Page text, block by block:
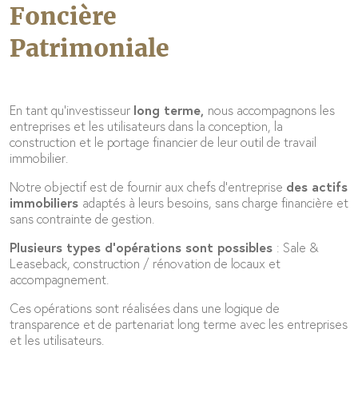
Foncière
Patrimoniale
En tant qu’investisseur long terme, nous accompagnons les
entreprises et les utilisateurs dans la conception, la
construction et le portage financier de leur outil de travail
immobilier.
Notre objectif est de fournir aux chefs d’entreprise des actifs
immobiliers adaptés à leurs besoins, sans charge financière et
sans contrainte de gestion.
Plusieurs types d’opérations sont possibles : Sale &
Leaseback, construction / rénovation de locaux et
accompagnement.
Ces opérations sont réalisées dans une logique de
transparence et de partenariat long terme avec les entreprises
et les utilisateurs.